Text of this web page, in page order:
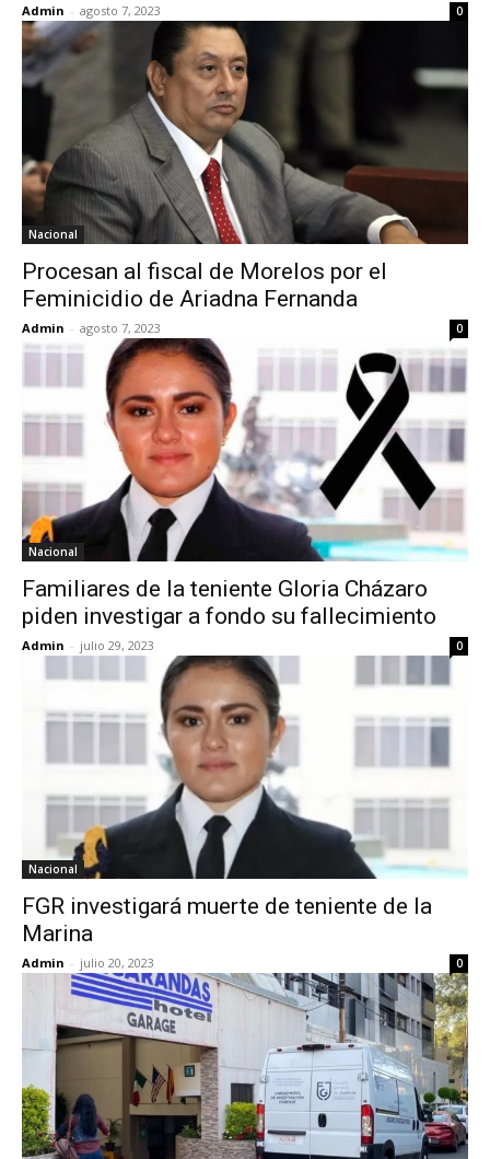
Admin - agosto 7, 2023 0
Nacional
Procesan al fiscal de Morelos por el
Feminicidio de Ariadna Fernanda
Admin - agosto 7, 2023 0
Nacional
Familiares de la teniente Gloria Cházaro
piden investigar a fondo su fallecimiento
Admin - julio 29, 2023 0
Nacional
FGR investigará muerte de teniente de la
Marina
Admin - julio 20, 2023 0